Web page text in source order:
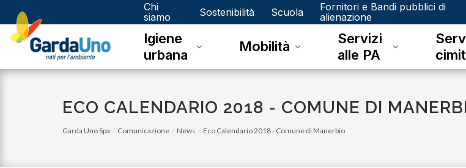
Gardauno
Spa
Chi
siamo
Sostenibilità Scuola
Fornitori e Bandi pubblici di
alienazione
Igiene
urbana
Mobilità
Servizi
alle PA
ECO CALENDARIO 2018 - COMUNE DI
Garda Uno Spa Comunicazione News Eco Calendario 2018 - Comune di Manerbio